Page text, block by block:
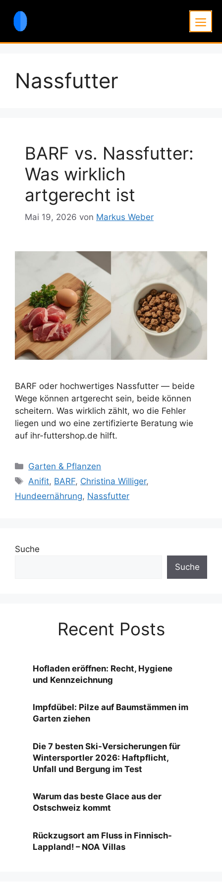
Inhalt
springen
Nassfutter
BARF vs. Nassfutter:
Was wirklich
artgerecht ist
Mai 19, 2026 von Markus Weber
BARF oder hochwertiges Nassfutter — beide
Wege können artgerecht sein, beide können
scheitern. Was wirklich zählt, wo die Fehler
liegen und wo eine zertifizierte Beratung wie
auf ihr-futtershop.de hilft.
Kategorien
Garten & Pflanzen
Schlagwörter
Anifit, BARF, Christina Williger,
Hundeernährung, Nassfutter
Suche
Suche
Recent Posts
Hofladen eröffnen: Recht, Hygiene
und Kennzeichnung
Impfdübel: Pilze auf Baumstämmen im
Garten ziehen
Die 7 besten Ski-Versicherungen für
Wintersportler 2026: Haftpflicht,
Unfall und Bergung im Test
Warum das beste Glace aus der
Ostschweiz kommt
Rückzugsort am Fluss in Finnisch-
Lappland! – NOA Villas